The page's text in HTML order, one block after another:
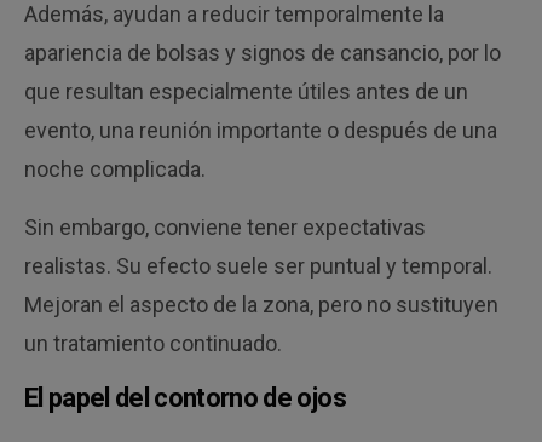
Además, ayudan a reducir temporalmente la
apariencia de bolsas y signos de cansancio, por lo
que resultan especialmente útiles antes de un
evento, una reunión importante o después de una
noche complicada.
Sin embargo, conviene tener expectativas
realistas. Su efecto suele ser puntual y temporal.
Mejoran el aspecto de la zona, pero no sustituyen
un tratamiento continuado.
El papel del contorno de ojos